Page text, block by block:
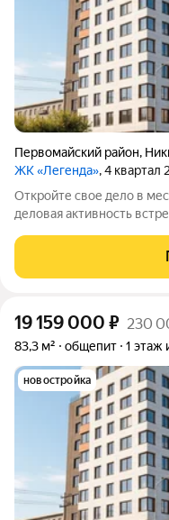
Первомайский район,
ЖК «Легенда», 4 квартал
Откройте свое дело в
деловая активность
архитектурный объект в
платежеспособная и
19 159 000 ₽ 230
83,3 м² общепит 1 этаж
новостройка